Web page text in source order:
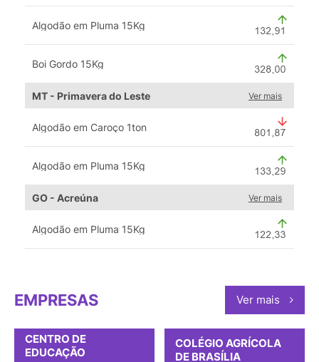
Algodão em Pluma 15Kg
Boi Gordo 15Kg
MT - Primavera do Leste Ver mais
Algodão em Caroço 1ton
Algodão em Pluma 15Kg
GO - Acreúna Ver mais
Algodão em Pluma 15Kg
EMPRESAS Ver mais
CENTRO DE
EDUCAÇÃO
COLÉGIO AGRÍCOLA
DE BRASÍLIA